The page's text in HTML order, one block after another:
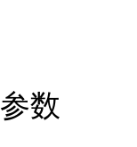
参数